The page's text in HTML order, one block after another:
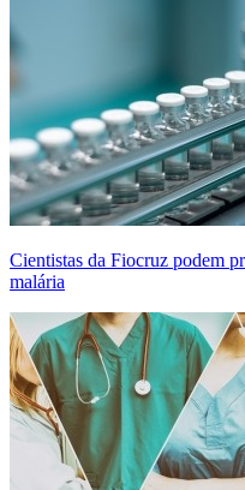
Cientistas da Fiocruz podem
malária